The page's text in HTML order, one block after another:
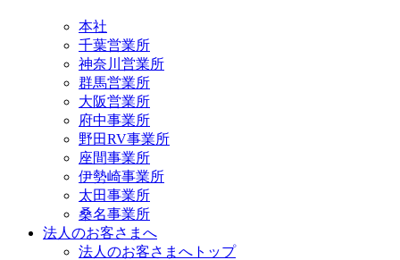
本社
千葉営業所
神奈川営業所
群馬営業所
大阪営業所
府中事業所
野田RV事業所
座間事業所
伊勢崎事業所
太田事業所
桑名事業所
法人のお客さまへ
法人のお客さまへトップ